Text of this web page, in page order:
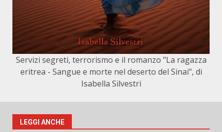
Servizi segreti, terrorismo e il romanzo "La ragazza
eritrea - Sangue e morte nel deserto del Sinai", di
Isabella Silvestri
LEGGI ANCHE